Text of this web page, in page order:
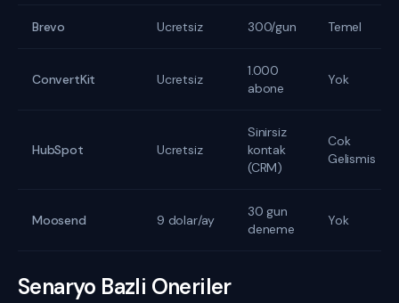
Brevo Ucretsiz 300/gun Temel
ConvertKit Ucretsiz
1.000
abone
Yok
HubSpot Ucretsiz
Sinirsiz
kontak
(CRM)
Cok
Gelismis
Moosend 9 dolar/ay
30 gun
deneme
Yok
Senaryo Bazli Oneriler